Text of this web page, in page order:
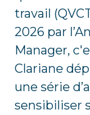
travail
2026 par
Manager,
Clariane
une série
sensibiliser